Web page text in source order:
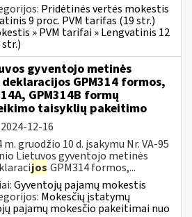
Pridėtinės vertės mokestis
9 proc. PVM tarifas (19 str.)
» PVM tarifai » Lengvatinis 12
gyventojo metinės
GPM314 formos,
GPM314B formų
taisyklių pakeitimo
2024-12-16
gruodžio 10 d. įsakymu Nr. VA-95
Lietuvos gyventojo metinės
jos GPM314 formos,...
Gyventojų pajamų mokestis
Mokesčių įstatymų
pajamų mokesčio pakeitimai nuo